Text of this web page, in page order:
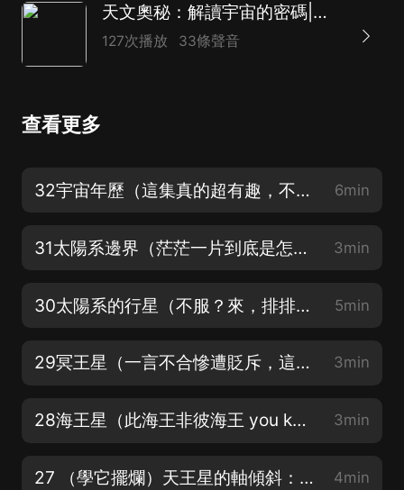
天文奧秘：解讀宇宙的密碼|天文學科普|宇宙探索故事|兒童睡前科普
127次播放 33條聲音
查看更多
32宇宙年歷（這集真的超有趣，不信你聽聽看）（完） 6min
31太陽系邊界（茫茫一片到底是怎麼區分的邊界呢？ 3min
30太陽系的行星（不服？來，排排站比比） 5min
29冥王星（一言不合慘遭貶斥，這命啊還有誰） 3min
28海王星（此海王非彼海王 you know？) 3min
27 （學它擺爛）天王星的軸傾斜：一個躺在軌道上的行星 4min